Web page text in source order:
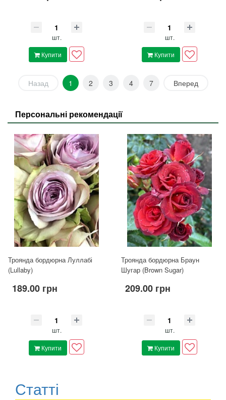
шт.
Купити
шт.
Купити
Назад 1 2 3 4 7 Вперед
Персональні рекомендації
Троянда бордюрна Луллабі
(Lullaby)
189.00 грн
шт.
Купити
Троянда бордюрна Браун
Шугар (Brown Sugar)
209.00 грн
шт.
Купити
Статті